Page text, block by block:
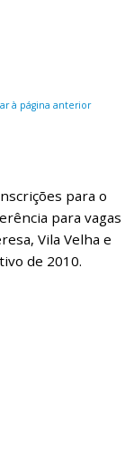
à página anterior
para o
para vagas
Vila Velha e
de 2010.